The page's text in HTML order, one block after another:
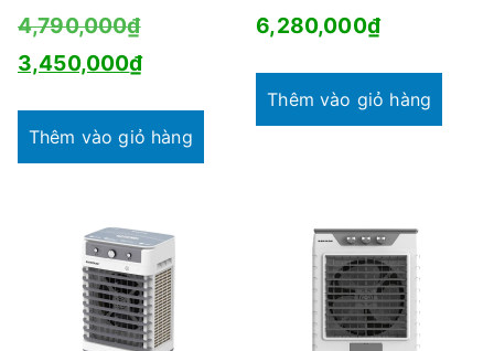
4,790,000₫Giá
gốc
4,790,000₫.
3,450,000₫Giá
tại
Thêm vào giỏ hàng
6,280,000₫
Thêm vào giỏ hàng